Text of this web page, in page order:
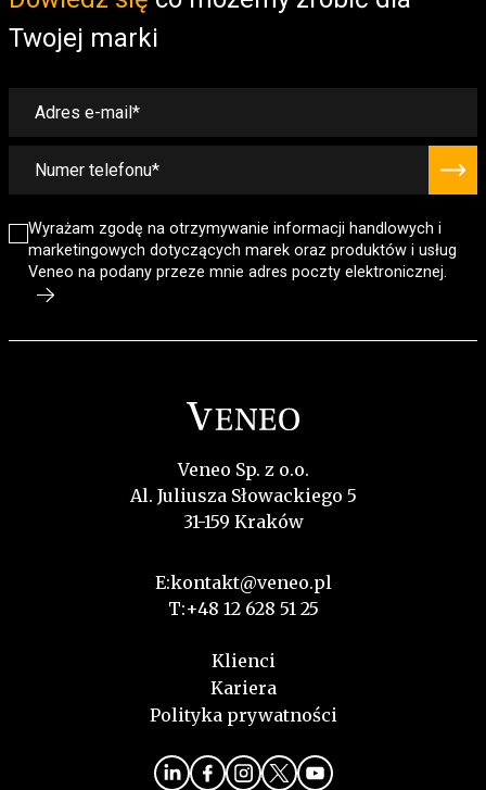
Twojej marki
Wyrażam zgodę na otrzymywanie informacji handlowych i
marketingowych dotyczących marek oraz produktów i usług
Veneo na podany przeze mnie adres poczty elektronicznej.
Veneo Sp. z o.o.
Al. Juliusza Słowackiego 5
31-159 Kraków
E:kontakt@veneo.pl
T:+48 12 628 51 25
Klienci
Kariera
Polityka prywatności